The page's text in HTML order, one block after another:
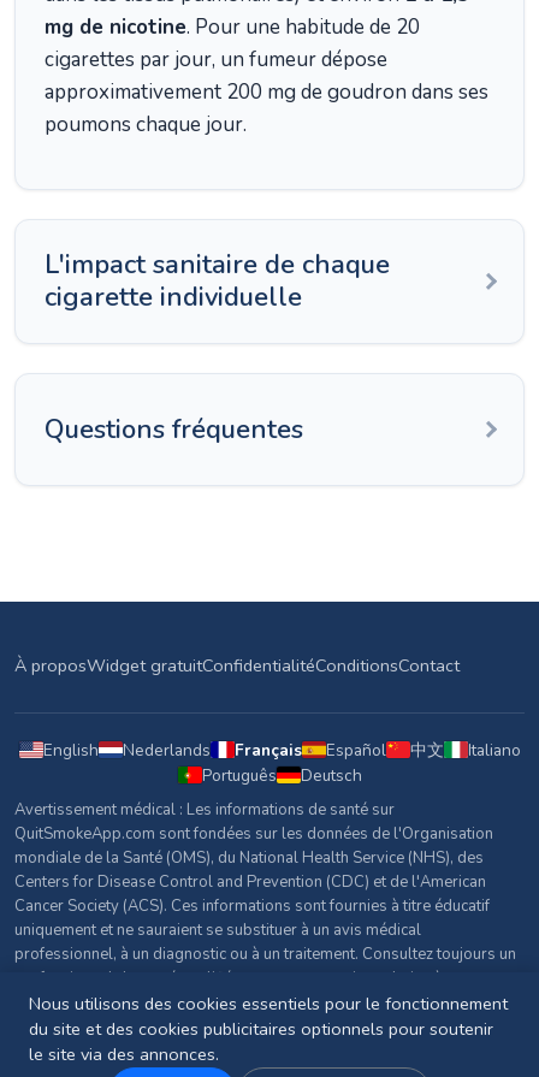
mg de nicotine. Pour une habitude de 20
cigarettes par jour, un fumeur dépose
approximativement 200 mg de goudron dans ses
poumons chaque jour.
L'impact sanitaire de chaque
cigarette individuelle
Questions fréquentes
À proposWidget gratuitConfidentialitéConditionsContact
English Nederlands Français Español 中文
Italiano
Português
Deutsch
Avertissement médical : Les informations de santé sur
QuitSmokeApp.com sont fondées sur les données de l'Organisation
mondiale de la Santé (OMS), du National Health Service (NHS), des
Centers for Disease Control and Prevention (CDC) et de l'American
Cancer Society (ACS). Ces informations sont fournies à titre éducatif
uniquement et ne sauraient se substituer à un avis médical
professionnel, à un diagnostic ou à un traitement. Consultez toujours un
professionnel de santé qualifié pour toute question relative à votre
santé.
Sources et références
Nous utilisons des cookies essentiels pour le fonctionnement
du site et des cookies publicitaires optionnels pour soutenir
le site via des annonces.